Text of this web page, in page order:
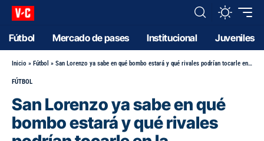
Fútbol Mercado de pases Institucional Juveniles
Inicio » Fútbol » San Lorenzo ya sabe en qué bombo estará y qué rivales podrían tocarle en la Sudamericana
FÚTBOL
San Lorenzo ya sabe en qué
bombo estará y qué rivales